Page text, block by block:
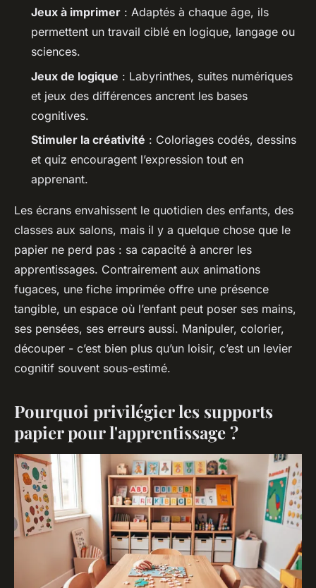
Jeux à imprimer : Adaptés à chaque âge, ils
permettent un travail ciblé en logique, langage ou
sciences.
Jeux de logique : Labyrinthes, suites numériques
et jeux des différences ancrent les bases
cognitives.
Stimuler la créativité : Coloriages codés, dessins
et quiz encouragent l’expression tout en
apprenant.
Les écrans envahissent le quotidien des enfants, des
classes aux salons, mais il y a quelque chose que le
papier ne perd pas : sa capacité à ancrer les
apprentissages. Contrairement aux animations
fugaces, une fiche imprimée offre une présence
tangible, un espace où l’enfant peut poser ses mains,
ses pensées, ses erreurs aussi. Manipuler, colorier,
découper - c’est bien plus qu’un loisir, c’est un levier
cognitif souvent sous-estimé.
Pourquoi privilégier les supports
papier pour l'apprentissage ?